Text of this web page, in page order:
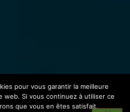
pour vous garantir la meilleure
web. Si vous continuez à utiliser ce
que vous en êtes satisfait.